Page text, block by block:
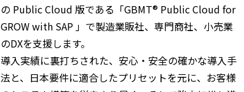
の Public Cloud 版である「GBMT® Public Cloud for
GROW with SAP 」で製造業販社、専門商社、小売業
のDXを支援します。
導入実績に裏打ちされた、安心・安全の確かな導入手
法と、日本要件に適合したプリセットを元に、お客様